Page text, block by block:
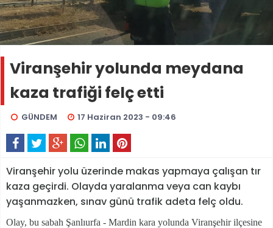
Viranşehir yolunda meydana
kaza trafiği felç etti
GÜNDEM 17 Haziran 2023 - 09:46
Viranşehir yolu üzerinde makas yapmaya çalışan tır
kaza geçirdi. Olayda yaralanma veya can kaybı
yaşanmazken, sınav günü trafik adeta felç oldu.
Olay, bu sabah Şanlıurfa - Mardin kara yolunda Viranşehir ilçesine